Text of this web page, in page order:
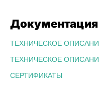
Документация
ТЕХНИЧЕСКОЕ
ТЕХНИЧЕСКОЕ
СЕРТИФИКАТЫ